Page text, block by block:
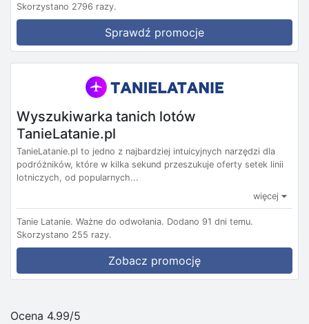
Skorzystano 2796 razy.
Sprawdź promocje
Wyszukiwarka tanich lotów
TanieLatanie.pl
TanieLatanie.pl to jedno z najbardziej intuicyjnych narzędzi dla
podróżników, które w kilka sekund przeszukuje oferty setek linii
lotniczych, od popularnych...
więcej
Tanie Latanie. Ważne do odwołania. Dodano 91 dni temu.
Skorzystano 255 razy.
Zobacz promocję
Ocena 4.99/5